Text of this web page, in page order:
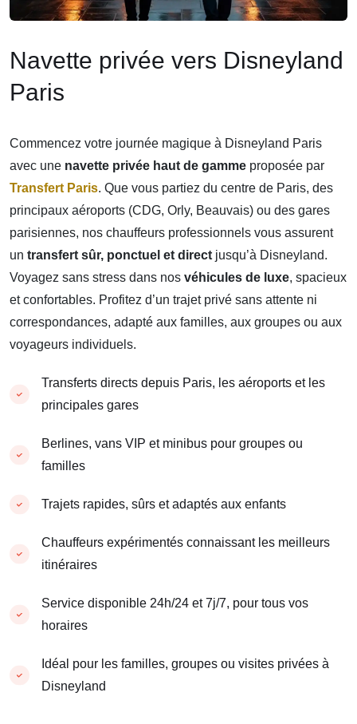
Navette privée vers Disneyland
Paris
Commencez votre journée magique à Disneyland Paris
avec une navette privée haut de gamme proposée par
Transfert Paris. Que vous partiez du centre de Paris, des
principaux aéroports (CDG, Orly, Beauvais) ou des gares
parisiennes, nos chauffeurs professionnels vous assurent
un transfert sûr, ponctuel et direct jusqu’à Disneyland.
Voyagez sans stress dans nos véhicules de luxe, spacieux
et confortables. Profitez d’un trajet privé sans attente ni
correspondances, adapté aux familles, aux groupes ou aux
voyageurs individuels.
Transferts directs depuis Paris, les aéroports et les
principales gares
Berlines, vans VIP et minibus pour groupes ou
familles
Trajets rapides, sûrs et adaptés aux enfants
Chauffeurs expérimentés connaissant les meilleurs
itinéraires
Service disponible 24h/24 et 7j/7, pour tous vos
horaires
Idéal pour les familles, groupes ou visites privées à
Disneyland